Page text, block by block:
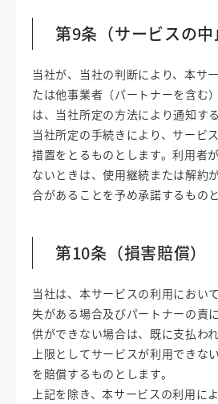
第9条（サービスの中
当社が、当社の判断により、本サ
たは他事業者（パートナーを含む
は、当社所定の方法により通知す
当社所定の手続きにより、サービ
措置をとるものとします。利用者
ないときは、使用継続または解約
合があることを予め承諾するものと
第10条（損害賠償）
当社は、本サービスの利用におい
失がある場合及びパートナーの責
供ができない場合は、既に支払わ
上限としてサービスが利用できな
を賠償するものとします。
上記を除き、本サービスの利用に